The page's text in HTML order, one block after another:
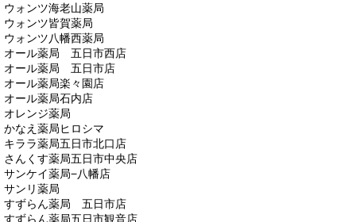
ウォンツ海老山薬局
ウォンツ皆賀薬局
ウォンツ八幡西薬局
オール薬局 五日市西店
オール薬局 五日市店
オール薬局楽々園店
オール薬局石内店
オレンジ薬局
かなえ薬局ヒロシマ
キララ薬局五日市北口店
さんくす薬局五日市中央店
サンケイ薬局−八幡店
サンリ薬局
すずらん薬局 五日市店
すずらん薬局五日市観音店